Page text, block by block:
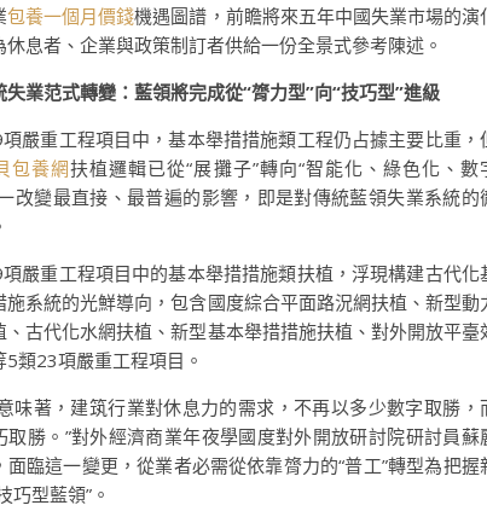
包養一個月價錢機遇圖譜，前瞻將來五年中國失業市場的演
休息者、企業與政策制訂者供給一份全景式參考陳述。
失業范式轉變：藍領將完成從“膂力型”向“技巧型”進級
嚴重工程項目中，基本舉措措施類工程仍占據主要比重，
包養網扶植邏輯已從“展攤子”轉向“智能化、綠色化、數
改變最直接、最普遍的影響，即是對傳統藍領失業系統的
嚴重工程項目中的基本舉措措施類扶植，浮現構建古代化
施系統的光鮮導向，包含國度綜合平面路況網扶植、新型動
、古代化水網扶植、新型基本舉措措施扶植、對外開放平臺
5類23項嚴重工程項目。
味著，建筑行業對休息力的需求，不再以多少數字取勝，
取勝。”對外經濟商業年夜學國度對外開放研討院研討員蘇
面臨這一變更，從業者必需從依靠膂力的“普工”轉型為把握
巧型藍領”。